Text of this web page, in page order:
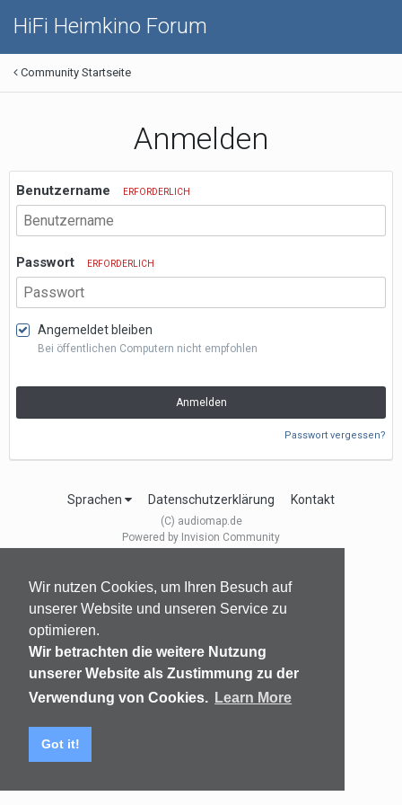
Wir nutzen Cookies, um Ihren Besuch auf
unserer Website und unseren Service zu
optimieren.
Wir betrachten die weitere Nutzung
unserer Website als Zustimmung zu der
Verwendung von Cookies. Learn More
Got it!
HiFi Heimkino Forum
Community Startseite
Anmelden
Benutzername ERFORDERLICH
Passwort ERFORDERLICH
Angemeldet bleiben
Bei öffentlichen Computern nicht empfohlen
Anmelden
Passwort vergessen?
Sprachen Datenschutzerklärung Kontakt
(C) audiomap.de
Powered by Invision Community